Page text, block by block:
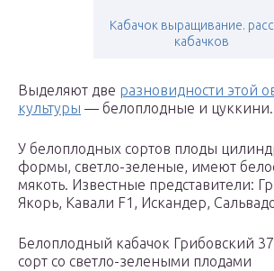
Кабачок выращивание.
кабачков
Выделяют две разновидности этой
культуры — белоплодные и цуккини.
У белоплодных сортов плоды
формы, светло-зеленые, имеют
мякоть. Известные представители:
Якорь, Кавали F1, Искандер,
Белоплодный кабачок Грибовский
сорт со светло-зелеными плодами